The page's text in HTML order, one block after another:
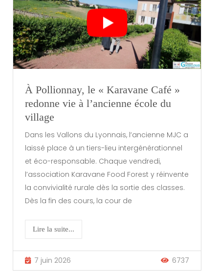
À Pollionnay, le « Karavane Café »
redonne vie à l’ancienne école du
village
Dans les Vallons du Lyonnais, l’ancienne MJC a
laissé place à un tiers-lieu intergénérationnel
et éco-responsable. Chaque vendredi,
l’association Karavane Food Forest y réinvente
la convivialité rurale dès la sortie des classes.
Dès la fin des cours, la cour de
Lire la suite...
7 juin 2026 6737